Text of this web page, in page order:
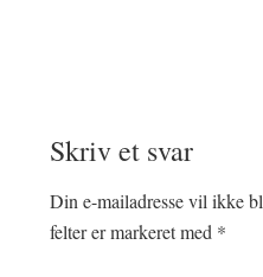
Skriv et svar
Din e-mailadresse vil ikke
felter er markeret med *